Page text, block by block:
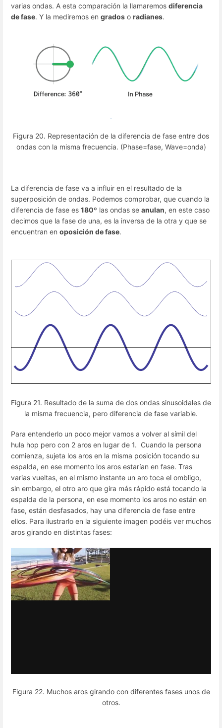
varias ondas. A esta comparación la llamaremos diferencia
de fase. Y la mediremos en grados o radianes.
Figura 20. Representación de la diferencia de fase entre dos
ondas con la misma frecuencia. (Phase=fase, Wave=onda)
La diferencia de fase va a influir en el resultado de la
superposición de ondas. Podemos comprobar, que cuando la
diferencia de fase es 180º las ondas se anulan, en este caso
decimos que la fase de una, es la inversa de la otra y que se
encuentran en oposición de fase.
Figura 21. Resultado de la suma de dos ondas sinusoidales de
la misma frecuencia, pero diferencia de fase variable.
Para entenderlo un poco mejor vamos a volver al símil del
hula hop pero con 2 aros en lugar de 1. Cuando la persona
comienza, sujeta los aros en la misma posición tocando su
espalda, en ese momento los aros estarían en fase. Tras
varias vueltas, en el mismo instante un aro toca el ombligo,
sin embargo, el otro aro que gira más rápido está tocando la
espalda de la persona, en ese momento los aros no están en
fase, están desfasados, hay una diferencia de fase entre
ellos. Para ilustrarlo en la siguiente imagen podéis ver muchos
aros girando en distintas fases:
Figura 22. Muchos aros girando con diferentes fases unos de
otros.